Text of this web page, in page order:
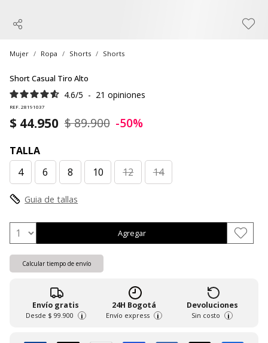
Mujer Ropa Shorts Shorts
Short Casual Tiro Alto
4.6/5 - 21 opiniones
REF. 28191037
$ 44.950 $ 89.900 -50%
TALLA
4
6 8 10 12 14
Guia de tallas
Agregar
Calcular tiempo de envío
Envío gratis
Desde $ 99.900 i
24H Bogotá
Envío express i
Devoluciones
Sin costo i